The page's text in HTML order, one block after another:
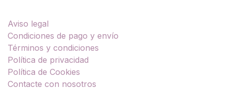
Aviso legal
Condiciones de pago y envío
Términos y condiciones
Política de privacidad
Política de Cookies
Contacte con nosotros